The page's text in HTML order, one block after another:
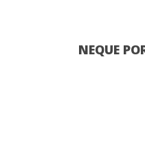
NEQUE